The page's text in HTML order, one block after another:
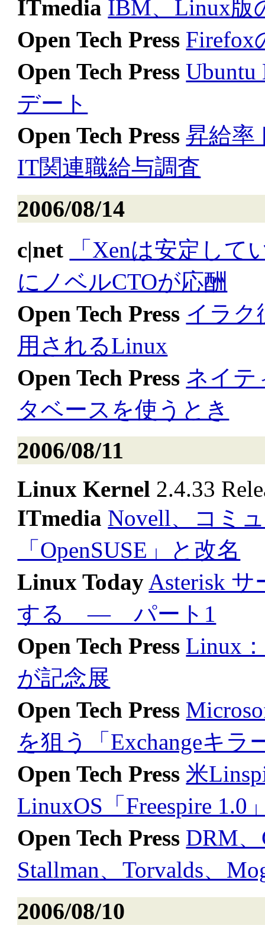
ITmedia IBM、Linux版
Open Tech Press Firefox
Open Tech Press Ubuntu
デート
Open Tech Press 昇給率
IT関連職給与調査
2006/08/14
c|net
「Xenは安定し
にノベルCTOが応酬
Open Tech Press イラク
用されるLinux
Open Tech Press ネイテ
タベースを使うとき
2006/08/11
Linux Kernel 2.4.33
ITmedia Novell、コミ
「OpenSUSE」と改名
Linux Today Asterisk
する ― パート1
Open Tech Press Linux
が記念展
Open Tech Press
を狙う「Exchangeキラ
Open Tech Press 米
LinuxOS「Freespire 1.0
Open Tech Press DRM
Stallman、Torvalds、
2006/08/10